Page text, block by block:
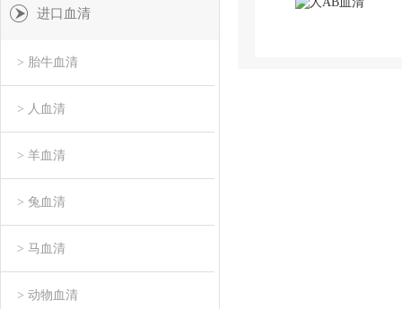
进口血清
> 胎牛血清
> 人血清
> 羊血清
> 兔血清
> 马血清
> 动物血清